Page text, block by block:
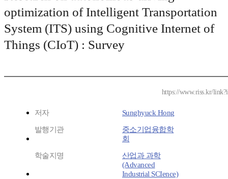
optimization of Intelligent Transportation
System (ITS) using Cognitive Internet of
Things (CIoT) : Survey
https://www.riss.kr/
저자 Sunghyuck Hong
발행기관
중소기업융합학
회
학술지명
산업과 과학
(Advanced
Industrial SCIence)